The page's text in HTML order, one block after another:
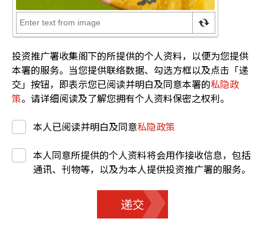
投资推广署收集阁下的所提供的个人资料，以便为您提供
本署的服务。当您提供联络数据、勾选方框以及点击「递
交」按钮，即表示您已阅读并明白及同意本署的私隐政
策。请详细阅读及了解您拥有个人资料保密之权利。
本人已阅读并明白及同意私隐政策
本人同意所提供的个人资料将会用作接收信息，包括
通讯、刊物等，以及为本人提供投资推广署的服务。
递交